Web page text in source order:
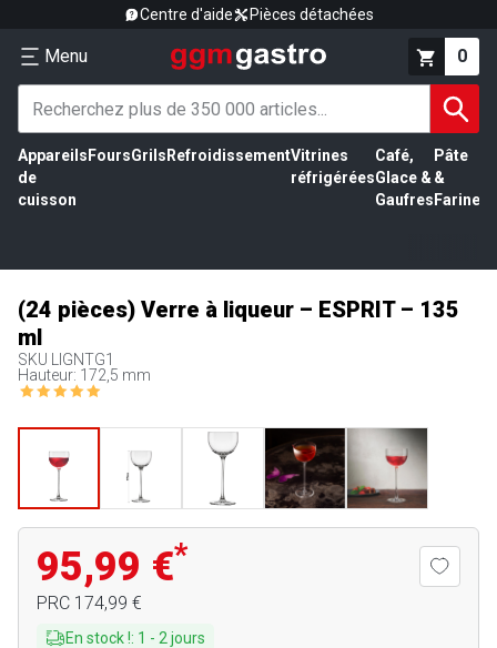
Centre d'aide Pièces détachées
Menu 0
Appareils
de
cuisson
FoursGrils RefroidissementVitrines
réfrigérées
Café,
Glace &
Gaufres
Pâte
&
Farine
(24 pièces) Verre à liqueur – ESPRIT – 135
ml
SKU
LIGNTG1
Hauteur: 172,5 mm
95,99 €*
PRC 174,99 €
En stock !: 1 - 2 jours